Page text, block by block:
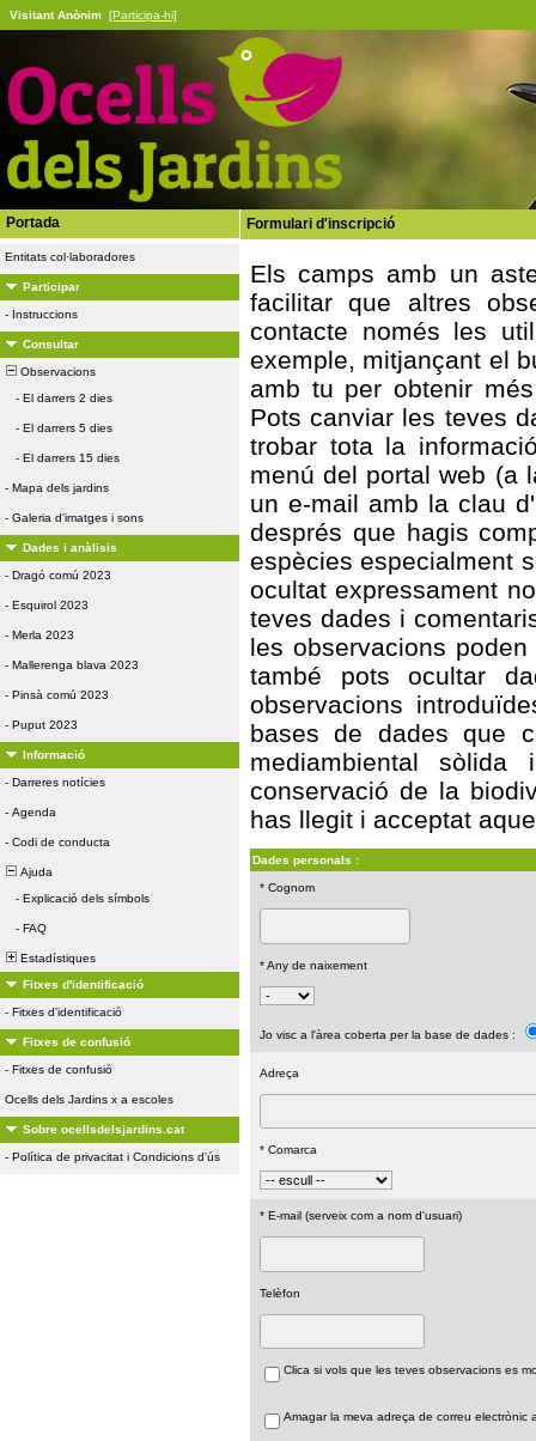
Visitant Anònim [Participa-hi]
Portada
Entitats col·laboradores
Participar
- Instruccions
Consultar
Observacions
- El darrers 2 dies
- El darrers 5 dies
- El darrers 15 dies
- Mapa dels jardins
- Galeria d'imatges i sons
Dades i anàlisis
- Dragó comú 2023
- Esquirol 2023
- Merla 2023
- Mallerenga blava 2023
- Pinsà comú 2023
- Puput 2023
Informació
- Darreres notícies
- Agenda
- Codi de conducta
Ajuda
- Explicació dels símbols
- FAQ
Estadístiques
Fitxes d'identificació
- Fitxes d'identificació
Fitxes de confusió
- Fitxes de confusió
Ocells dels Jardins x a escoles
Sobre ocellsdelsjardins.cat
- Política de privacitat i Condicions d'ús
Formulari d'inscripció
Els camps amb un
facilitar que altres
contacte només les
exemple, mitjançant el
amb tu per obtenir
Pots canviar les teves
trobar tota la
menú del portal web (a
un e-mail amb la clau
després que hagis
espècies especialment
ocultat expressament
teves dades i
les observacions
també pots ocultar
observacions
bases de dades que
mediambiental
conservació de la
has llegit i acceptat
Dades personals :
* Cognom
* Any de naixement
Jo visc a l'àrea coberta per la base de dades :
Adreça
* Comarca
* E-mail (serveix com a nom d'usuari)
Telèfon
Clica si vols que les teves observacions es
Amagar la meva adreça de correu electrònic